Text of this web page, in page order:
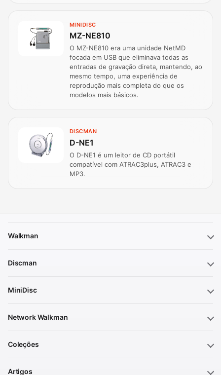
MINIDISC
MZ-NE810
O MZ-NE810 era uma unidade NetMD
focada em USB que eliminava todas as
entradas de gravação direta, mantendo, ao
mesmo tempo, uma experiência de
reprodução mais completa do que os
modelos mais básicos.
DISCMAN
D-NE1
O D-NE1 é um leitor de CD portátil
compatível com ATRAC3plus, ATRAC3 e
MP3.
Walkman
Discman
MiniDisc
Network Walkman
Coleções
Artigos